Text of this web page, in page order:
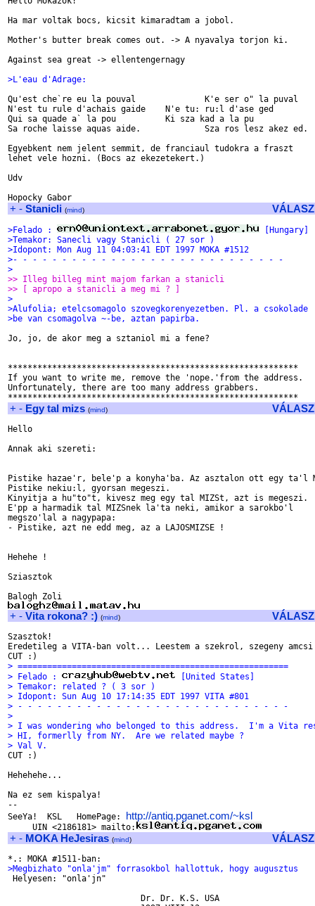
Ha mar voltak bocs, kicsit kimaradtam a jobol.
Mother's butter break comes out. -> A nyavalya torjon ki.
Against sea great -> ellentengernagy
>L'eau d'Adrage:
Qu'est che`re eu la pouval		K'e ser o" la puval
N'est tu rule d'achais gaide	N'e tu: ru:l d'ase ged
Qui sa quade a` la pou		Ki sza kad a la pu
Sa roche laisse aquas aide.		Sza ros lesz akez ed.
Egyebkent nem jelent semmit, de franciaul tudokra a fraszt
lehet vele hozni. (Bocs az ekezetekert.)
Udv
+ - Stanicli (mind) VÁLASZ
>Felado :
[Hungary]
>Temakor: Sanecli vagy Stanicli ( 27 sor )
>Idopont: Mon Aug 11 04:03:41 EDT 1997 MOKA #1512
>- - - - - - - - - - - - - - - - - - - - - - - - - - - -
>
>> Illeg billeg mint majom farkan a stanicli
>> [ apropo a stanicli a meg mi ? ]
>
>Alufolia; etelcsomagolo szovegkorenyezetben. Pl. a csokolade
>be van csomagolva ~-be, aztan papirba.
Jo, jo, de akor meg a sztaniol mi a fene?
***********************************************************
If you want to write me, remove the 'nope.'from the address.
Unfortunately, there are too many address grabbers.
+ - Egy tal mizs (mind) VÁLASZ
Hello
Annak aki szereti:
Pistike hazae'r, bele'p a konyha'ba. Az asztalon ott egy ta'l
Pistike nekiu:l, gyorsan megeszi.
Kinyitja a hu"to"t, kivesz meg egy tal MIZSt, azt is megeszi.
E'pp a harmadik tal MIZSnek la'ta neki, amikor a sarokbo'l
megszo'lal a nagypapa:
- Pistike, azt ne edd meg, az a LAJOSMIZSE !
Hehehe !
Sziasztok
+ - Vita rokona? :) (mind) VÁLASZ
Szasztok!
Eredetileg a VITA-ban volt... Leestem a szekrol, szegeny
> =======================================================
> Felado :
[United States]
> Temakor: related ? ( 3 sor )
> Idopont: Sun Aug 10 17:14:35 EDT 1997 VITA #801
> - - - - - - - - - - - - - - - - - - - - - - - - - - - -
>
> I was wondering who belonged to this address.  I'm a Vita
> HI, formerlly from NY.  Are we related maybe ?
> Val V.
CUT :)
Hehehehe...
Na ez sem kispalya!
--
SeeYa!  KSL   HomePage: http://antiq.pganet.com/~ksl
     UIN <2186181> mailto:
+ - MOKA HeJesiras (mind) VÁLASZ
>Megbizhato "onla'jm" forrasokbol hallottuk, hogy augusztus
Helyesen: "onla'jn"
                           Dr. Dr. K.S. USA